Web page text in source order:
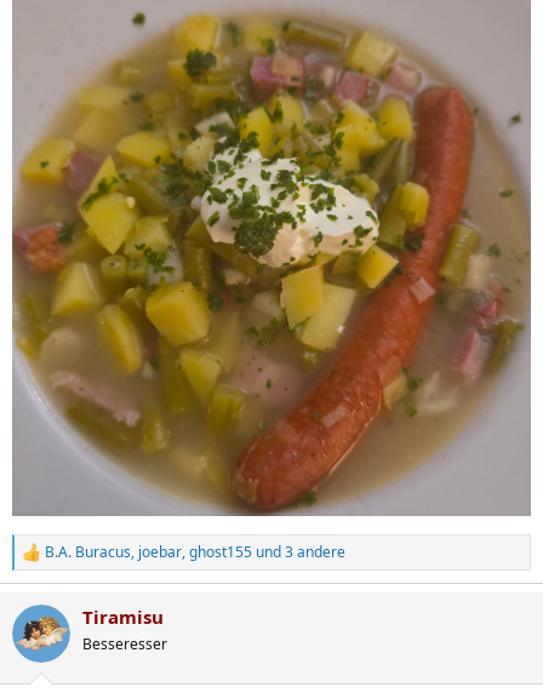
R
e
k
t
i
B.A. Buracus, joebar,ghost155 und 3 andere
Tiramisu
Besseresser